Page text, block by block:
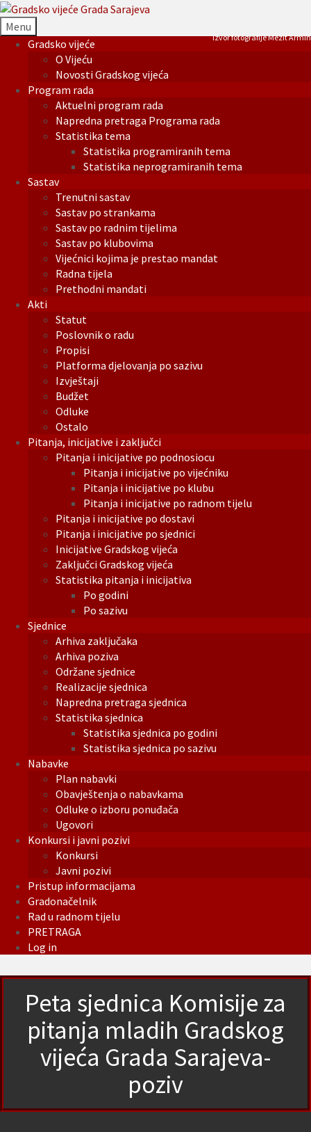
Menu
Gradsko vijeće
O Vijeću
Novosti Gradskog vijeća
Program rada
Aktuelni program rada
Napredna pretraga Programa rada
Statistika tema
Statistika programiranih tema
Statistika neprogramiranih tema
Sastav
Trenutni sastav
Sastav po strankama
Sastav po radnim tijelima
Sastav po klubovima
Vijećnici kojima je prestao mandat
Radna tijela
Prethodni mandati
Akti
Statut
Poslovnik o radu
Propisi
Platforma djelovanja po sazivu
Izvještaji
Budžet
Odluke
Ostalo
Pitanja, inicijative i zaključci
Pitanja i inicijative po podnosiocu
Pitanja i inicijative po vijećniku
Pitanja i inicijative po klubu
Pitanja i inicijative po radnom tijelu
Pitanja i inicijative po dostavi
Pitanja i inicijative po sjednici
Inicijative Gradskog vijeća
Zaključci Gradskog vijeća
Statistika pitanja i inicijativa
Po godini
Po sazivu
Sjednice
Arhiva zaključaka
Arhiva poziva
Održane sjednice
Realizacije sjednica
Napredna pretraga sjednica
Statistika sjednica
Statistika sjednica po godini
Statistika sjednica po sazivu
Nabavke
Plan nabavki
Obavještenja o nabavkama
Odluke o izboru ponuđača
Ugovori
Konkursi i javni pozivi
Konkursi
Javni pozivi
Pristup informacijama
Gradonačelnik
Rad u radnom tijelu
PRETRAGA
Log in
Izvor fotografije Mezit Armin
Peta sjednica Komisije za
pitanja mladih Gradskog
vijeća Grada Sarajeva-
poziv